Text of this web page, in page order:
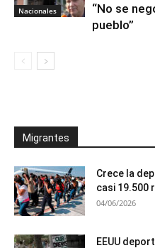
Nacionales
“No se
pueblo”
Migrantes
Crece la
casi 19.500
04/06/2026
EEUU